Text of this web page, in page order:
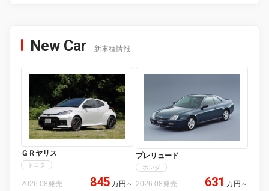
New Car 新車種情報
ＧＲヤリス
トヨタ
2026.08発売 845 万円 ～
プレリュード
ホンダ
2026.08発売 631 万円 ～